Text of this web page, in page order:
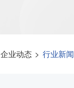
企业动态 > 行业新闻